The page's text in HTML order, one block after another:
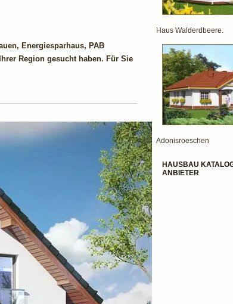
Energiesparhaus, PAB
Region gesucht haben. Für Sie
Haus Walderdbeere.
Adonisroeschen
HAUSBAU
ANBIETER